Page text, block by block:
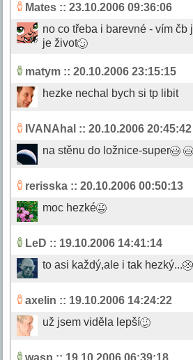
Mates :: 23.10.2006 09:36:06
no co třeba i barevné - vím čb
je život
matym :: 20.10.2006 23:15:15
hezke nechal bych si tp libit
IVANAhal :: 20.10.2006 20:45:42
na stěnu do ložnice-super
rerisska :: 20.10.2006 00:50:13
moc hezké
LeD :: 19.10.2006 14:41:14
to asi každý,ale i tak hezký...
axelin :: 19.10.2006 14:24:22
už jsem viděla lepší
wasp :: 19.10.2006 06:39:18